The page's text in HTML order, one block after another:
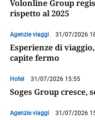
Volonline Group
rispetto al 2025
Agenzie viaggi 31/07/2026
Esperienze di
capite fermo
Hotel 31/07/2026 15:55
Soges Group cresce,
Agenzie viaggi 31/07/2026